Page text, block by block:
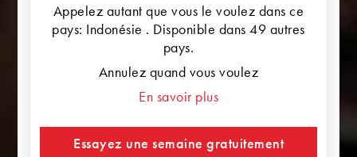
Appelez autant que vous le voulez dans ce
pays: Indonésie . Disponible dans 49 autres
pays.
Annulez quand vous voulez
En savoir plus
Essayez une semaine gratuitement